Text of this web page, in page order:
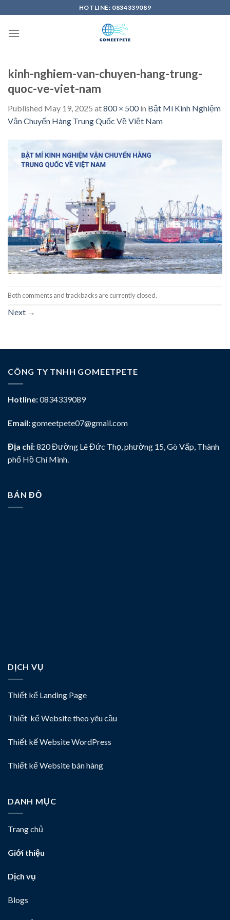
content
HOTLINE: 0834339089
kinh-nghiem-van-chuyen-hang-trung-
quoc-ve-viet-nam
Published May 19, 2025 at800 × 500in Bật Mí Kinh Nghiệm
Vận Chuyển Hàng Trung Quốc Về Việt Nam
Both comments and trackbacks are currently closed.
Next →
CÔNG TY TNHH GOMEETPETE
Hotline:0834339089
Email:gomeetpete07@gmail.com
Địa chỉ:820 Đường Lê Đức Thọ, phường 15, Gò Vấp, Thành
phố Hồ Chí Minh.
BẢN ĐỒ
DỊCH VỤ
Thiết kế Landing Page
Thiết kế Website theo yêu cầu
Thiết kế Website WordPress
Thiết kế Website bán hàng
DANH MỤC
Trang chủ
Giới thiệu
Dịch vụ
Blogs